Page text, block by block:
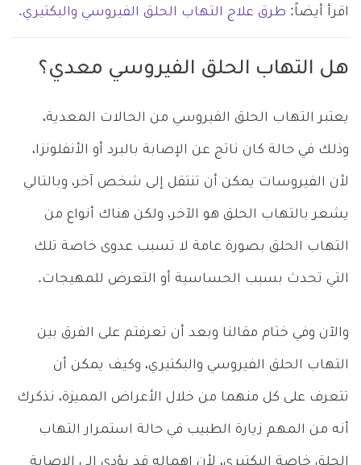
اقرأ أيضاً: طرق علاج التهاب الحلق الفيروسي والبكتيري.
هل التهاب الحلق الفيروسي معدي؟
يعتبر التهاب الحلق الفيروسي من الحالات المعدية،
وذلك في حالة كان ناتج عن الإصابة بالبرد أو الأنفلونزا،
لأن الفيروسات يمكن أن تنتقل إلى شخص آخر، وبالتالي
يشعر بالتهاب الحلق هو الآخر، ولكن هناك أنواع من
التهاب الحلق بصورة عامة لا تسبب عدوى خاصة تلك
التي تحدث بسبب الحساسية أو التعرض للمهيجات.
والآن وفي ختام مقالنا وبعد أن تعرفتم على الفرق بين
التهاب الحلق الفيروسي والبكتيري، وكيف يمكن أن
تتعرف على كل منهما من خلال الأعراض المميزة، نذكرك
أنه من المهم زيارة الطبيب في حالة استمرار التهاب